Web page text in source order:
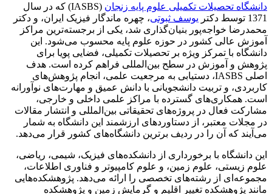
تحصیلات تکمیلی علوم پایه زنجان
(IASBS) که در سال
یوسف ثبوتی، چهره ماندگار فیزیک ایران، و دکتر
خواجه‌پور بنیان‌گذاری شد، یکی از برجسته‌ترین مراکز
عالی کشور در حوزه علوم پایه محسوب می‌شود. این
با تمرکز ویژه بر تحصیلات تکمیلی، فضایی پویا برای
و آموزش در سطح بین‌المللی فراهم کرده است. هدف
اصلی IASBS، دستیابی به مرجعیت علمی، انجام پژوهش‌های
و تربیت دانشجویانی با دانش عمیق و مهارت‌های نوآورانه
همکاری‌های گسترده با مراکز علمی داخلی و خارجی،
فعال در پروژه‌های تحقیقاتی بین‌المللی و انتشار مقالات
معتبر، از دستاوردهای ارزشمند این دانشگاه به شمار
که آن را در ردیف برترین دانشگاه‌های کشور قرار می‌دهد.
با برخورداری از دانشکده‌های فیزیک، شیمی، ریاضی،
زیستی، علوم زمین، و علوم کامپیوتر و فناوری اطلاعات،
از رشته‌های تخصصی را ارائه می‌دهد. پژوهشکده‌هایی
پژوهشکده تغییر اقلیم و گرمایش زمین و پژوهشکده